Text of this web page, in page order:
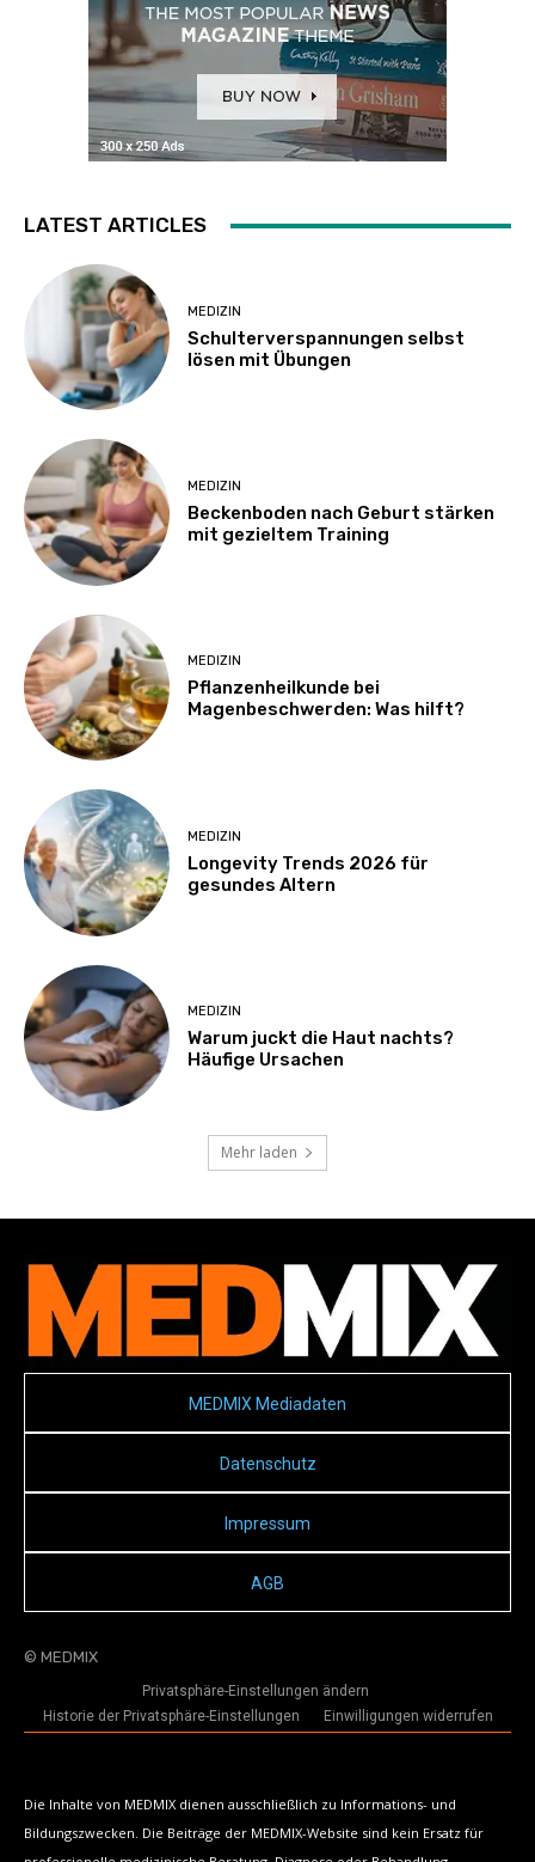
LATEST ARTICLES
MEDIZIN
Schulterverspannungen selbst
lösen mit Übungen
MEDIZIN
Beckenboden nach Geburt stärken
mit gezieltem Training
MEDIZIN
Pflanzenheilkunde bei
Magenbeschwerden: Was hilft?
MEDIZIN
Longevity Trends 2026 für
gesundes Altern
MEDIZIN
Warum juckt die Haut nachts?
Häufige Ursachen
Mehr laden
MEDMIX Mediadaten
Datenschutz
Impressum
AGB
© MEDMIX
Privatsphäre-Einstellungen ändern
Historie der Privatsphäre-Einstellungen
Einwilligungen widerrufen
Die Inhalte von MEDMIX dienen ausschließlich zu Informations- und
Bildungszwecken. Die Beiträge der MEDMIX-Website sind kein Ersatz für